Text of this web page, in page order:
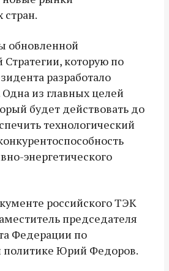
обновленной
Стратегии, которую по
разработало
из главных целей
будет действовать до
технологический
энергетического
российского ТЭК
председателя
Федерации по
политике Юрий Федоров.